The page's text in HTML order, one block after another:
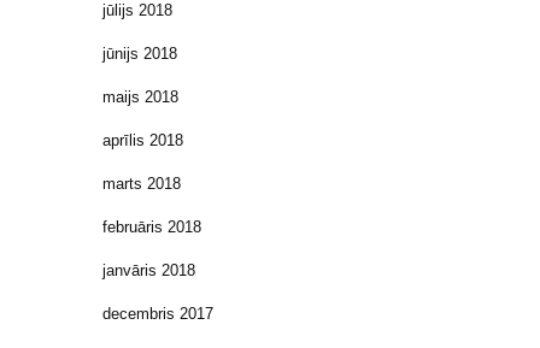
jūlijs 2018
jūnijs 2018
maijs 2018
aprīlis 2018
marts 2018
februāris 2018
janvāris 2018
decembris 2017